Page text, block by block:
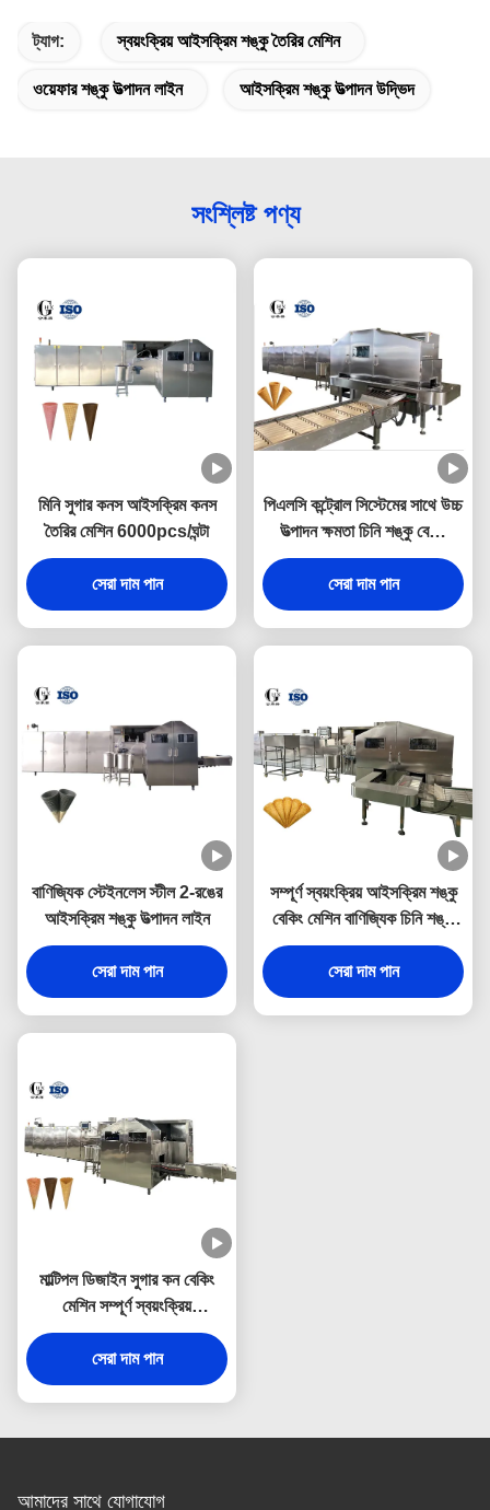
ট্যাগ: স্বয়ংক্রিয় আইসক্রিম শঙ্কু তৈরির মেশিন
ওয়েফার শঙ্কু উত্পাদন লাইন আইসক্রিম শঙ্কু উত্পাদন উদ্ভিদ
সংশ্লিষ্ট পণ্য
মিনি সুগার কনস আইসক্রিম কনস
তৈরির মেশিন 6000pcs/ঘন্টা
সেরা দাম পান
পিএলসি কন্ট্রোল সিস্টেমের সাথে উচ্চ
উত্পাদন ক্ষমতা চিনি শঙ্কু বেকিং
মেশিন 10000pcs / ঘন্টা
সেরা দাম পান
বাণিজ্যিক স্টেইনলেস স্টীল 2-রঙের
আইসক্রিম শঙ্কু উত্পাদন লাইন
সেরা দাম পান
সম্পূর্ণ স্বয়ংক্রিয় আইসক্রিম শঙ্কু
বেকিং মেশিন বাণিজ্যিক চিনি শঙ্কু
উৎপাদন লাইন জন্য নিখুঁত
সেরা দাম পান
মাল্টিপল ডিজাইন সুগার কন বেকিং
মেশিন সম্পূর্ণ স্বয়ংক্রিয়
SIEMENS/DELTA পিএলসি
কন্ট্রোল সহ
সেরা দাম পান
আমাদের সাথে যোগাযোগ